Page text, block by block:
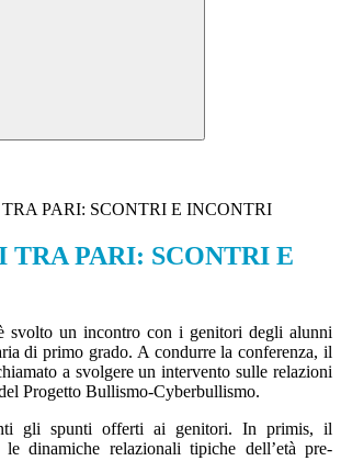
PARI: SCONTRI E INCONTRI
PARI: SCONTRI E
svolto un incontro con i genitori degli alunni
di primo grado. A condurre la conferenza, il
a svolgere un intervento sulle relazioni
Progetto Bullismo-Cyberbullismo.
gli spunti offerti ai genitori. In primis, il
dinamiche relazionali tipiche dell’età pre-